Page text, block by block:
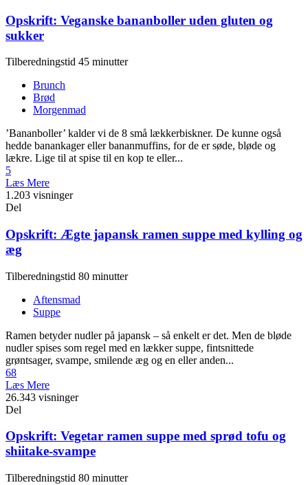
Opskrift: Veganske bananboller uden gluten og
sukker
Tilberedningstid 45 minutter
Brunch
Brød
Morgenmad
’Bananboller’ kalder vi de 8 små lækkerbiskner. De kunne også
hedde banankager eller bananmuffins, for de er søde, bløde og
lækre. Lige til at spise til en kop te eller...
5
Læs Mere
1.203 visninger
Del
Opskrift: Ægte japansk ramen suppe med kylling og
æg
Tilberedningstid 80 minutter
Aftensmad
Suppe
Ramen betyder nudler på japansk – så enkelt er det. Men de bløde
nudler spises som regel med en lækker suppe, fintsnittede
grøntsager, svampe, smilende æg og en eller anden...
68
Læs Mere
26.343 visninger
Del
Opskrift: Vegetar ramen suppe med sprød tofu og
shiitake-svampe
Tilberedningstid 80 minutter